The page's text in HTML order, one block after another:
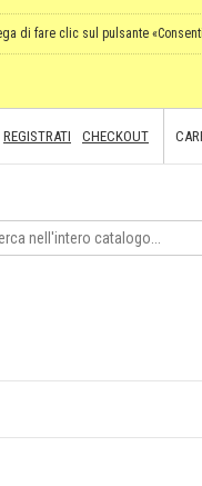
di fare clic sul pulsante
REGISTRATI CHECKOUT